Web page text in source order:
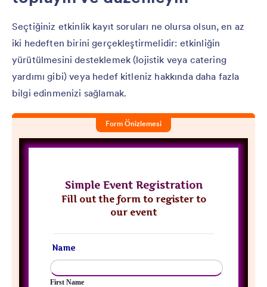
Seçtiğiniz etkinlik kayıt soruları ne olursa olsun, en az
iki hedeften birini gerçekleştirmelidir: etkinliğin
yürütülmesini desteklemek (lojistik veya catering
yardımı gibi) veya hedef kitleniz hakkında daha fazla
bilgi edinmenizi sağlamak.